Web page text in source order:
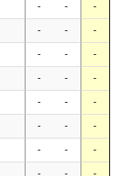
- - -
- - -
- - -
- - -
- - -
- - -
- - -
- - -